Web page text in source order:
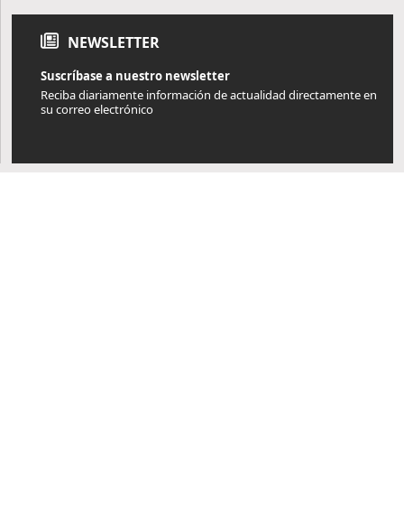
NEWSLETTER
Suscríbase a nuestro newsletter
Reciba diariamente información de actualidad directamente en
su correo electrónico